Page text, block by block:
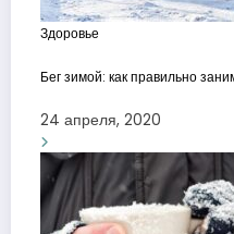
Здоровье
Бег зимой: как правильно
24 апреля, 2020